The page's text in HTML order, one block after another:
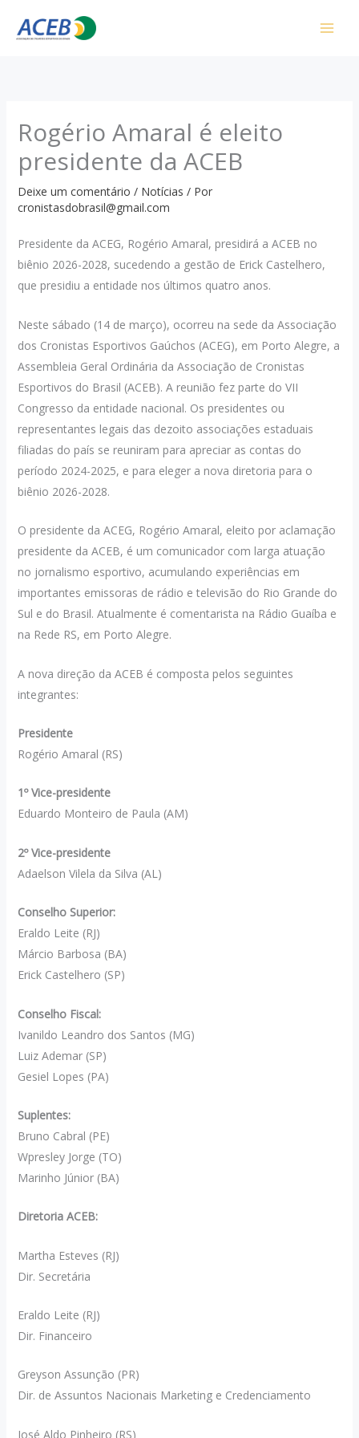
para
Rogério Amaral é eleito
presidente da ACEB
Deixe um comentário / Notícias / Por
cronistasdobrasil@gmail.com
Presidente da ACEG, Rogério Amaral, presidirá a ACEB no
biênio 2026-2028, sucedendo a gestão de Erick Castelhero,
que presidiu a entidade nos últimos quatro anos.
Neste sábado (14 de março), ocorreu na sede da Associação
dos Cronistas Esportivos Gaúchos (ACEG), em Porto Alegre, a
Assembleia Geral Ordinária da Associação de Cronistas
Esportivos do Brasil (ACEB). A reunião fez parte do VII
Congresso da entidade nacional. Os presidentes ou
representantes legais das dezoito associações estaduais
filiadas do país se reuniram para apreciar as contas do
período 2024-2025, e para eleger a nova diretoria para o
biênio 2026-2028.
O presidente da ACEG, Rogério Amaral, eleito por aclamação
presidente da ACEB, é um comunicador com larga atuação
no jornalismo esportivo, acumulando experiências em
importantes emissoras de rádio e televisão do Rio Grande do
Sul e do Brasil. Atualmente é comentarista na Rádio Guaíba e
na Rede RS, em Porto Alegre.
A nova direção da ACEB é composta pelos seguintes
integrantes:
Presidente
Rogério Amaral (RS)
1º Vice-presidente
Eduardo Monteiro de Paula (AM)
2º Vice-presidente
Adaelson Vilela da Silva (AL)
Conselho Superior:
Eraldo Leite (RJ)
Márcio Barbosa (BA)
Erick Castelhero (SP)
Conselho Fiscal:
Ivanildo Leandro dos Santos (MG)
Luiz Ademar (SP)
Gesiel Lopes (PA)
Suplentes:
Bruno Cabral (PE)
Wpresley Jorge (TO)
Marinho Júnior (BA)
Diretoria ACEB:
Martha Esteves (RJ)
Dir. Secretária
Eraldo Leite (RJ)
Dir. Financeiro
Greyson Assunção (PR)
Dir. de Assuntos Nacionais Marketing e Credenciamento
José Aldo Pinheiro (RS)